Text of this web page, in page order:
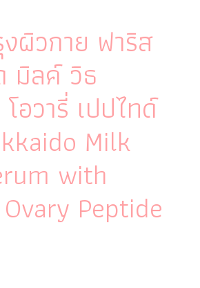
ผิวกาย ฟาริส
มิลค์ วิธ
อวารี่ เปปไทด์
Milk
with
Peptide